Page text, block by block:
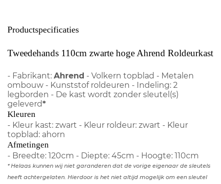
Productspecificaties
Tweedehands 110cm zwarte hoge Ahrend Roldeurkast
- Fabrikant: Ahrend - Volkern topblad - Metalen
ombouw - Kunststof roldeuren - Indeling: 2
legborden - De kast wordt zonder sleutel(s)
geleverd*
Kleuren
- Kleur kast: zwart - Kleur roldeur: zwart - Kleur
topblad: ahorn
Afmetingen
- Breedte: 120cm - Diepte: 45cm - Hoogte: 110cm
* Helaas kunnen wij niet garanderen dat de vorige eigenaar de sleutels
heeft achtergelaten. Hierdoor is het niet altijd mogelijk om een sleutel